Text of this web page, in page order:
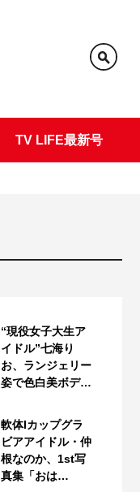
TV LIFE最新号
“現役女子大生ア
イドル”七海り
お、ランジェリー
姿で色白美ボデ…
軟体Iカップグラ
ビアアイドル・仲
根なのか、1st写
真集「おは…